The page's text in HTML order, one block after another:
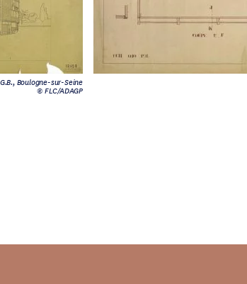
Boulogne-sur-Seine
© FLC/ADAGP